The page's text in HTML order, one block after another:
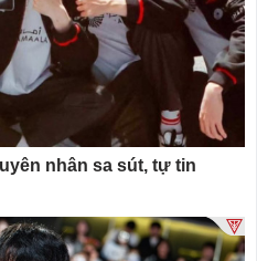
nhân sa sút, tự tin